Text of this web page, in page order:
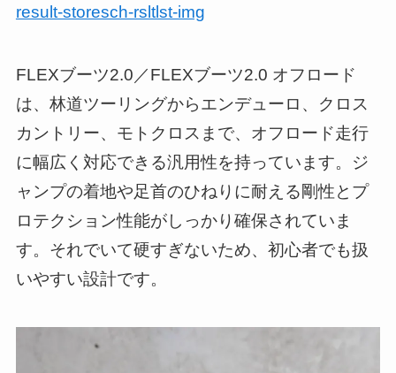
result-storesch-rsltlst-img
FLEXブーツ2.0／FLEXブーツ2.0 オフロード
は、林道ツーリングからエンデューロ、クロス
カントリー、モトクロスまで、オフロード走行
に幅広く対応できる汎用性を持っています。ジ
ャンプの着地や足首のひねりに耐える剛性とプ
ロテクション性能がしっかり確保されていま
す。それでいて硬すぎないため、初心者でも扱
いやすい設計です。